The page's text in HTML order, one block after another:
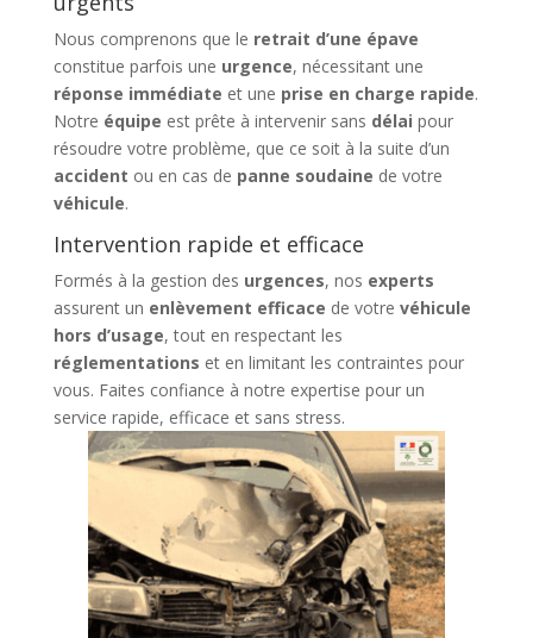
Nous comprenons que le retrait d’une épave
constitue parfois une urgence, nécessitant une
réponse immédiate et une prise en charge rapide.
Notre équipe est prête à intervenir sans délai pour
résoudre votre problème, que ce soit à la suite d’un
accident ou en cas de panne soudaine de votre
véhicule.
Intervention rapide et efficace
Formés à la gestion des urgences, nos experts
assurent un enlèvement efficace de votre véhicule
hors d’usage, tout en respectant les
réglementations et en limitant les contraintes pour
vous. Faites confiance à notre expertise pour un
service rapide, efficace et sans stress.